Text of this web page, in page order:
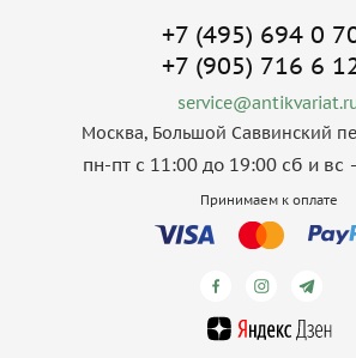
+7 (495) 694 0
+7 (905) 716 6
Москва, Большой Саввинский
пн-пт с 11:00 до 19:00 сб и вс
Принимаем к оплате